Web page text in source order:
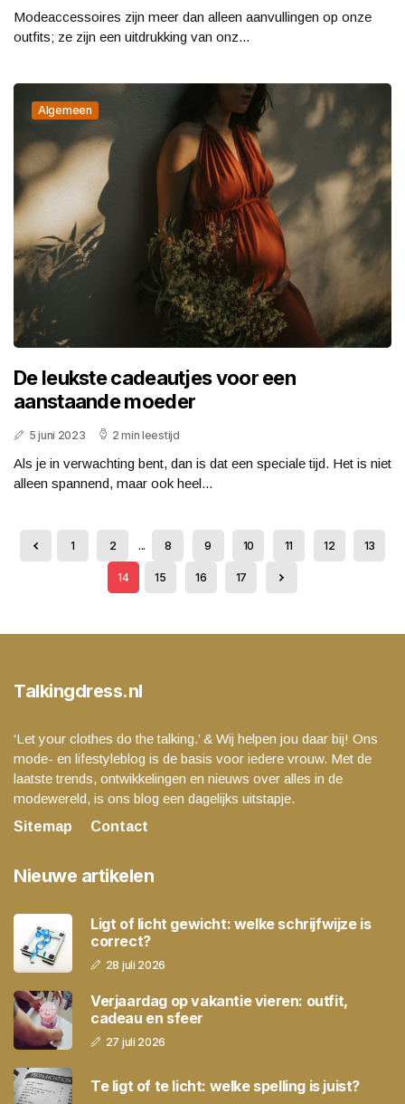
Modeaccessoires zijn meer dan alleen aanvullingen op onze
outfits; ze zijn een uitdrukking van onz...
Algemeen
De leukste cadeautjes voor een
aanstaande moeder
5 juni 2023 2 min leestijd
Als je in verwachting bent, dan is dat een speciale tijd. Het is niet
alleen spannend, maar ook heel...
1 2 ... 8 9 10 11 12 13
14 15 16 17
Talkingdress.nl
‘Let your clothes do the talking.’ & Wij helpen jou daar bij! Ons
mode- en lifestyleblog is de basis voor iedere vrouw. Met de
laatste trends, ontwikkelingen en nieuws over alles in de
modewereld, is ons blog een dagelijks uitstapje.
Sitemap
Contact
Nieuwe artikelen
Ligt of licht gewicht: welke schrijfwijze is
correct?
28 juli 2026
Verjaardag op vakantie vieren: outfit,
cadeau en sfeer
27 juli 2026
Te ligt of te licht: welke spelling is juist?